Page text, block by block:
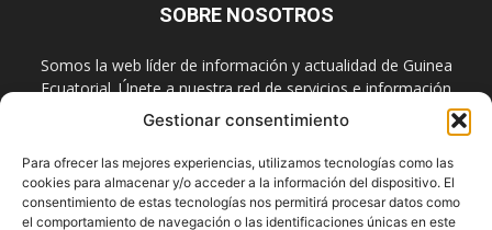
Gestionar consentimiento
Para ofrecer las mejores experiencias, utilizamos tecnologías como las
cookies para almacenar y/o acceder a la información del dispositivo. El
consentimiento de estas tecnologías nos permitirá procesar datos como
el comportamiento de navegación o las identificaciones únicas en este
SOBRE NOSOTROS
Somos la web líder de información y actualidad de Guinea
Ecuatorial. Únete a nuestra red de servicios e información
digital también en las redes sociales.
Contáctanos:info@guineainfomarket.com